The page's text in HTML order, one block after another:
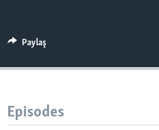
Paylaş
Episodes